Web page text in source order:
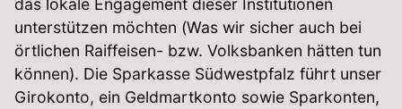
das lokale Engagement dieser Institutionen
unterstützen möchten (Was wir sicher auch bei
örtlichen Raiffeisen- bzw. Volksbanken hätten tun
können). Die Sparkasse Südwestpfalz führt unser
Girokonto, ein Geldmartkonto sowie Sparkonten,